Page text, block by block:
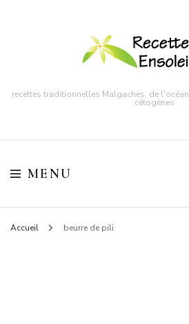
recettes traditionnelles Malgaches, de
cétogènes
MENU
Accueil beurre de pili